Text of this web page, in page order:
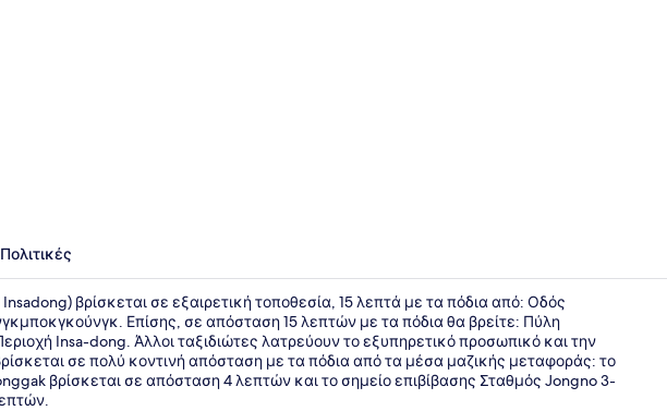
Μασάζ
Πολιτικές
βρίσκεται σε εξαιρετική τοποθεσία, 15 λεπτά με τα πόδια από: Οδός
Επίσης, σε απόσταση 15 λεπτών με τα πόδια θα βρείτε: Πύλη
Insa-dong. Άλλοι ταξιδιώτες λατρεύουν το εξυπηρετικό προσωπικό και την
σε πολύ κοντινή απόσταση με τα πόδια από τα μέσα μαζικής μεταφοράς: το
βρίσκεται σε απόσταση 4 λεπτών και το σημείο επιβίβασης Σταθμός Jongno 3-